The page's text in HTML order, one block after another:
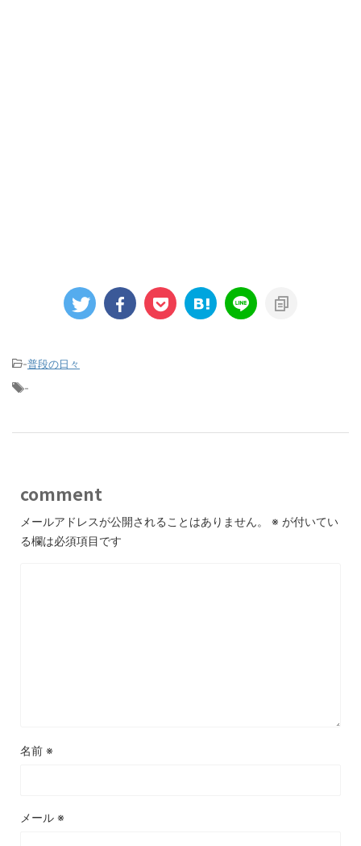
-普段の日々
-
comment
メールアドレスが公開されることはありません。 ※ が付いてい
る欄は必須項目です
名前 ※
メール ※